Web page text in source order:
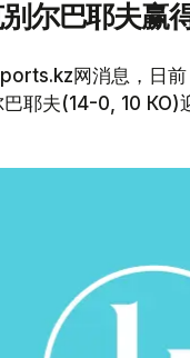
尔巴耶夫赢
网消息，日
巴耶夫(14-0, 10 КО)